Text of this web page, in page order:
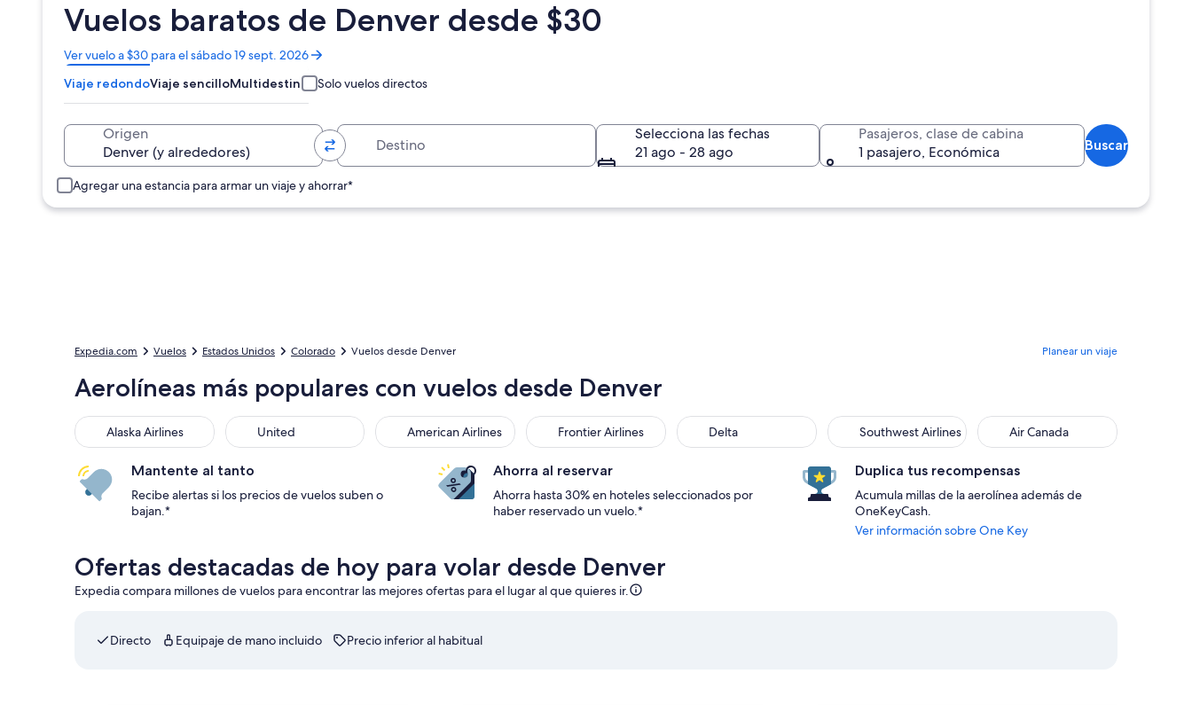
Vuelos baratos de Denver desde $30
Ver vuelo a $30 para el sábado 19 sept. 2026
Se
abrirá
en
una
ventana
Viaje redondoViaje sencilloMultidestino Solo vuelos directos
Origen
Selecciona las fechas
21 ago - 28 ago
Pasajeros, clase de cabina
1 pasajero, Económica
Buscar
Agregar una estancia para armar un viaje y ahorrar*
Expedia.com Vuelos Estados Unidos Colorado Vuelos desde Denver Planear un viaje
Aerolíneas más populares con vuelos desde Denver
Alaska Airlines United American Airlines Frontier Airlines Delta Southwest Airlines Air Canada
Mantente al tanto
Recibe alertas si los precios de vuelos suben o
bajan.*
Ahorra al reservar
Ahorra hasta 30% en hoteles seleccionados por
haber reservado un vuelo.*
Duplica tus recompensas
Acumula millas de la aerolínea además de
OneKeyCash.
Ver información sobre One Key
Ofertas destacadas de hoy para volar desde Denver
Expedia compara millones de vuelos para encontrar las mejores ofertas para el lugar al que quieres ir.
Directo Equipaje de mano incluido Precio inferior al habitual